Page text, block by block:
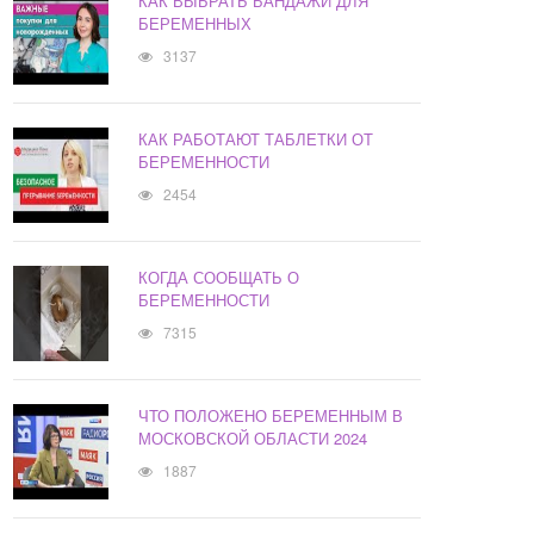
БЕРЕМЕННЫХ
3137
КАК РАБОТАЮТ ТАБЛЕТКИ ОТ
БЕРЕМЕННОСТИ
2454
КОГДА СООБЩАТЬ О
БЕРЕМЕННОСТИ
7315
ЧТО ПОЛОЖЕНО БЕРЕМЕННЫМ В
МОСКОВСКОЙ ОБЛАСТИ 2024
1887